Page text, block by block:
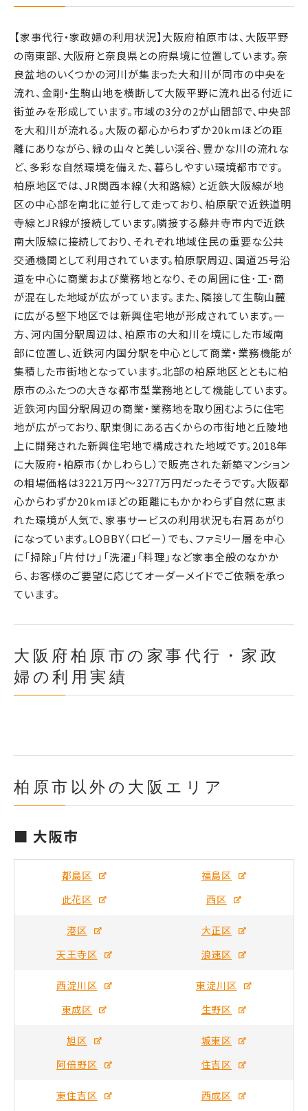
【家事代行・家政婦の利用状況】大阪府柏原市は、大阪平野
の南東部、大阪府と奈良県との府県境に位置しています。奈
良盆地のいくつかの河川が集まった大和川が同市の中央を
流れ、金剛・生駒山地を横断して大阪平野に流れ出る付近に
街並みを形成しています。市域の3分の2が山間部で、中央部
を大和川が流れる。大阪の都心からわずか20kmほどの距
離にありながら、緑の山々と美しい渓谷、豊かな川の流れな
ど、多彩な自然環境を備えた、暮らしやすい環境都市です。
柏原地区では、JR関西本線（大和路線）と近鉄大阪線が地
区の中心部を南北に並行して走っており、柏原駅で近鉄道明
寺線とJR線が接続しています。隣接する藤井寺市内で近鉄
南大阪線に接続しており、それぞれ地域住民の重要な公共
交通機関として利用されています。柏原駅周辺、国道25号沿
道を中心に商業および業務地となり、その周囲に住･工･商
が混在した地域が広がっています。また、隣接して生駒山麓
に広がる堅下地区では新興住宅地が形成されています。一
方、河内国分駅周辺は、柏原市の大和川を境にした市域南
部に位置し、近鉄河内国分駅を中心として商業・業務機能が
集積した市街地となっています。北部の柏原地区とともに柏
原市のふたつの大きな都市型業務地として機能しています。
近鉄河内国分駅周辺の商業・業務地を取り囲むように住宅
地が広がっており、駅東側にある古くからの市街地と丘陵地
上に開発された新興住宅地で構成された地域です。2018年
に大阪府・柏原市（かしわらし）で販売された新築マンション
の相場価格は3221万円～3277万円だったそうです。大阪都
心からわずか20kmほどの距離にもかかわらず自然に恵ま
れた環境が人気で、家事サービスの利用状況も右肩あがり
になっています。LOBBY（ロビー）でも、ファミリー層を中心
に「掃除」「片付け」「洗濯」「料理」など家事全般のなかか
ら、お客様のご要望に応じてオーダーメイドでご依頼を承っ
ています。
大阪府柏原市の家事代行・家政
婦の利用実績
柏原市以外の大阪エリア
■ 大阪市
都島区
福島区
此花区
西区
港区
大正区
天王寺区
浪速区
西淀川区
東淀川区
東成区
生野区
旭区
城東区
阿倍野区
住吉区
東住吉区
西成区